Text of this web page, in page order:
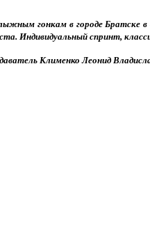
гонкам в городе Братске
Индивидуальный спринт,
Клименко Леонид